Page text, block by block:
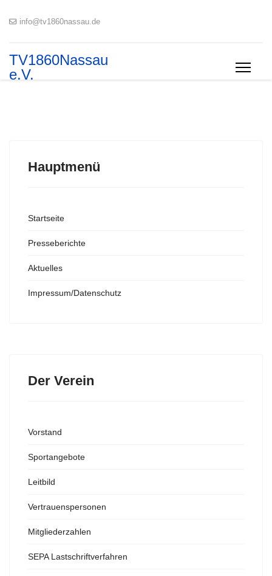
info@tv1860nassau.de
TV1860Nassau
e.V.
Hauptmenü
Startseite
Presseberichte
Aktuelles
Impressum/Datenschutz
Der Verein
Vorstand
Sportangebote
Leitbild
Vertrauenspersonen
Mitgliederzahlen
SEPA Lastschriftverfahren